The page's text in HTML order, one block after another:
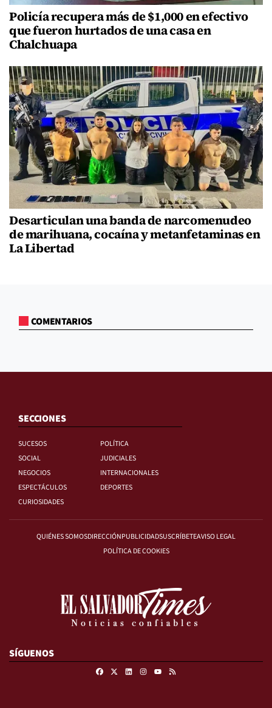
Policía recupera más de $1,000 en efectivo
que fueron hurtados de una casa en
Chalchuapa
Desarticulan una banda de narcomenudeo
de marihuana, cocaína y metanfetaminas en
La Libertad
COMENTARIOS
SECCIONES
SUCESOS
POLÍTICA
SOCIAL
JUDICIALES
NEGOCIOS
INTERNACIONALES
ESPECTÁCULOS
DEPORTES
CURIOSIDADES
QUIÉNES SOMOSDIRECCIÓNPUBLICIDADSUSCRÍBETEAVISO LEGAL
POLÍTICA DE COOKIES
SÍGUENOS
FacebookLinkedinInstagram